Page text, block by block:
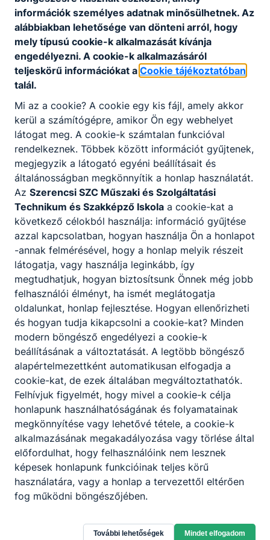
Higiénes intézményi takarító csoport tett
sikeres képesítő vizsgát 2026. július 11-én a
Nyíregyházi Vizsgaközpont szervezésében
intézményünkben. Nagyné Sztankovics
Nikolett igazgató asszonytól 16 fő vehette
át a felnőttképzés teljesítését igazoló
tanúsítványt....
2026. júl.
26.
Nagyné Sztankovics
Élelmiszer mérnők / oktató pályázat
A SZERENCSI SZAKKÉPZÉSI CENTRUM
pályázatot hirdet a SZERENCSI SZC
MŰSZAKI ÉS SZOLGÁLTATÁSI TECHNIKUM
ÉS SZAKKÉPZŐ ISKOLÁBAN
Élelmiszermérnök szakos oktató/
élelmiszeripari ágazathoz kapcsolódó
szakmai oktató munkakör betöltésére.
2026. júl.
Nagyné Sztankovics
Nikolett
információk személyes adatnak minősülhetnek. Az
alábbiakban lehetősége van dönteni arról, hogy
mely típusú cookie-k alkalmazását kívánja
engedélyezni. A cookie-k alkalmazásáról
teljeskörű információkat a Cookie tájékoztatóban
talál.
Mi az a cookie? A cookie egy kis fájl, amely akkor
kerül a számítógépre, amikor Ön egy webhelyet
látogat meg. A cookie-k számtalan funkcióval
rendelkeznek. Többek között információt gyűjtenek,
megjegyzik a látogató egyéni beállításait és
általánosságban megkönnyítik a honlap használatát.
Az Szerencsi SZC Műszaki és Szolgáltatási
Technikum és Szakképző Iskola a cookie-kat a
következő célokból használja: információ gyűjtése
azzal kapcsolatban, hogyan használja Ön a honlapot
-annak felmérésével, hogy a honlap melyik részeit
látogatja, vagy használja leginkább, így
megtudhatjuk, hogyan biztosítsunk Önnek még jobb
felhasználói élményt, ha ismét meglátogatja
oldalunkat, honlap fejlesztése. Hogyan ellenőrizheti
és hogyan tudja kikapcsolni a cookie-kat? Minden
modern böngésző engedélyezi a cookie-k
beállításának a változtatását. A legtöbb böngésző
alapértelmezettként automatikusan elfogadja a
cookie-kat, de ezek általában megváltoztathatók.
Felhívjuk figyelmét, hogy mivel a cookie-k célja
honlapunk használhatóságának és folyamatainak
megkönnyítése vagy lehetővé tétele, a cookie-k
alkalmazásának megakadályozása vagy törlése által
előfordulhat, hogy felhasználóink nem lesznek
képesek honlapunk funkcióinak teljes körű
használatára, vagy a honlap a tervezettől eltérően
fog működni böngészőjében.
További lehetőségek Mindet elfogadom